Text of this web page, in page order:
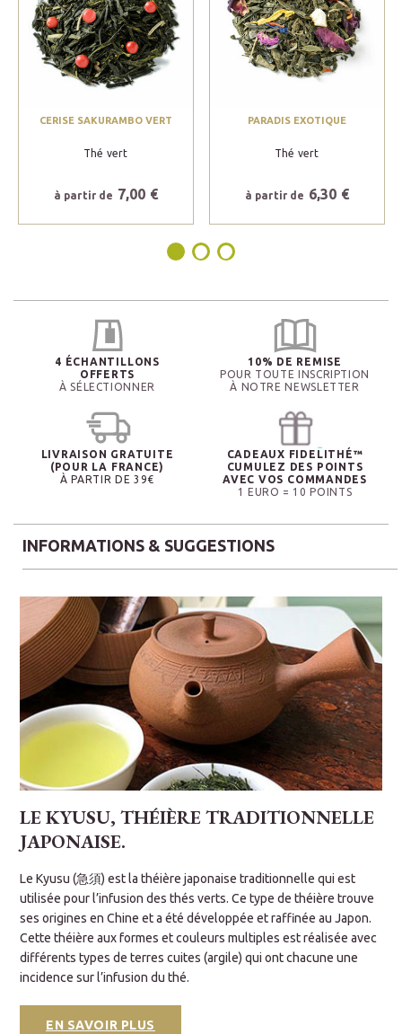
CERISE SAKURAMBO VERT
Thé vert
à partir de 7,00 €
PARADIS EXOTIQUE
Thé vert
à partir de 6,30 €
4 ÉCHANTILLONS
OFFERTS
À SÉLECTIONNER
10% DE REMISE
POUR TOUTE INSCRIPTION
À NOTRE NEWSLETTER
LIVRAISON GRATUITE
(POUR LA FRANCE)
À PARTIR DE 39€
CADEAUX FIDELITHÉ™
CUMULEZ DES POINTS
AVEC VOS COMMANDES
1 EURO = 10 POINTS
INFORMATIONS & SUGGESTIONS
LE KYUSU, THÉIÈRE TRADITIONNELLE
JAPONAISE.
Le Kyusu (急須) est la théière japonaise traditionnelle qui est
utilisée pour l’infusion des thés verts. Ce type de théière trouve
ses origines en Chine et a été développée et raffinée au Japon.
Cette théière aux formes et couleurs multiples est réalisée avec
différents types de terres cuites (argile) qui ont chacune une
incidence sur l’infusion du thé.
EN SAVOIR PLUS